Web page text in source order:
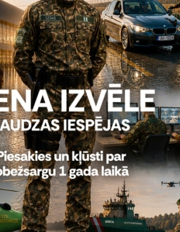
un protokola nodaļa